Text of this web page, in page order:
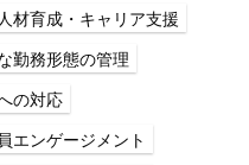
人材育成・キャリア支援
勤務形態の管理
の対応
エンゲージメント